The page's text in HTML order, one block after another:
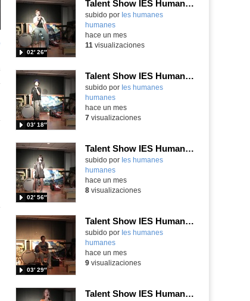
pantalla
Talent Show IES Humanes
subido por Ies humanes
humanes
02′ 26″
-
hace un mes
11 visualizaciones
Talent Show IES Humanes
subido por Ies humanes
humanes
03′ 18″
-
hace un mes
7visualizaciones
Talent Show IES Humanes
subido por Ies humanes
humanes
02′ 56″
-
hace un mes
8visualizaciones
Talent Show IES Humanes
subido por Ies humanes
humanes
03′ 29″
-
hace un mes
9visualizaciones
Talent Show IES Humanes